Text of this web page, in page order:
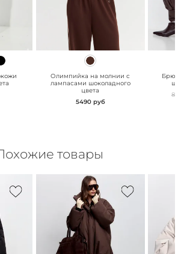
" class="js-prevent-
Олимпийка на молнии с
лампасами шоколадного
цвета
5490 руб
Брюки
товары